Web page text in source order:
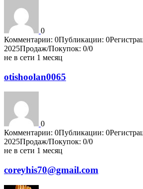
0
Комментарии: 0Публикации: 0
2025Продаж/Покупок: 0/0
не в сети 1 месяц
otishoolan0065
0
Комментарии: 0Публикации: 0
2025Продаж/Покупок: 0/0
не в сети 1 месяц
coreyhis70@gmail.com